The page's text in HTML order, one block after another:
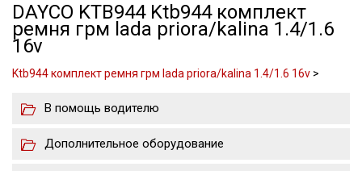
DAYCO KTB944 Ktb944 комплект
ремня грм lada priora/kalina 1.4/1.6
16v
Ktb944 комплект ремня грм lada priora/kalina 1.4/1.6 16v >
В помощь водителю
Дополнительное оборудование